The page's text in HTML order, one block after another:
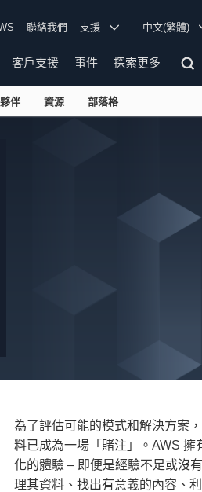
聯絡我們 支援 中文(繁體)
客戶支援 事件 探索更多
伴 資源 部落格
為了評估可能的模式和解決方案
料已成為一場「賭注」。AWS 擁
化的體驗 – 即便是經驗不足或沒
理其資料、找出有意義的內容、